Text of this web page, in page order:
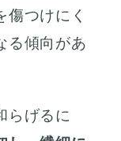
傷つけにく
る傾向があ
らげるに